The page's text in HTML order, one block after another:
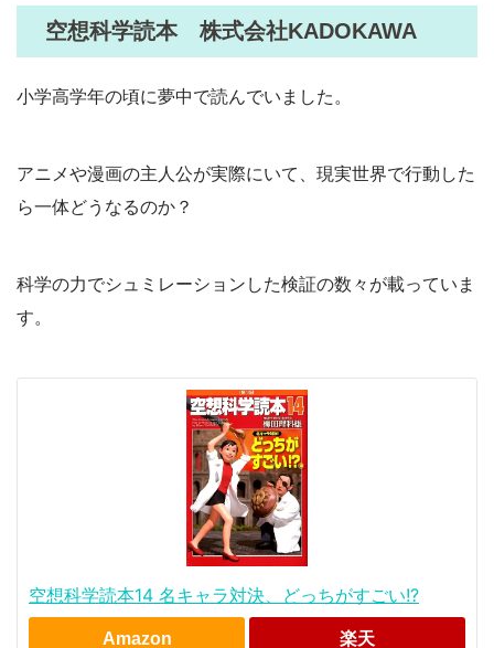
空想科学読本 株式会社KADOKAWA
小学高学年の頃に夢中で読んでいました。
アニメや漫画の主人公が実際にいて、現実世界で行動した
ら一体どうなるのか？
科学の力でシュミレーションした検証の数々が載っていま
す。
空想科学読本14 名キャラ対決、どっちがすごい!?
Amazon 楽天